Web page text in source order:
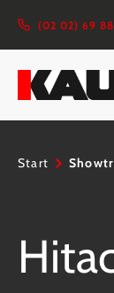
Zur
(02 02) 69
Start